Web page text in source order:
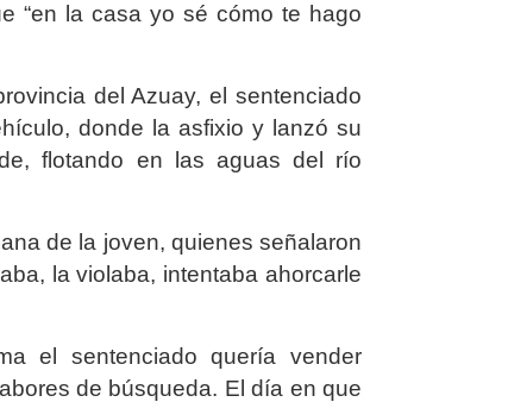
“en la casa yo sé cómo te hago
del Azuay, el sentenciado
donde la asfixio y lanzó su
flotando en las aguas del río
de la joven, quienes señalaron
la violaba, intentaba ahorcarle
el sentenciado quería vender
de búsqueda. El día en que